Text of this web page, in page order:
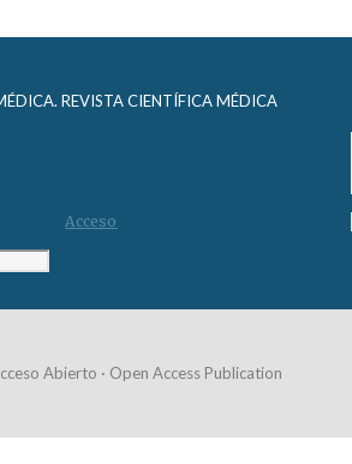
REVISTA CIENTÍFICA MÉDICA
Acceso
Abierto · Open Access Publication